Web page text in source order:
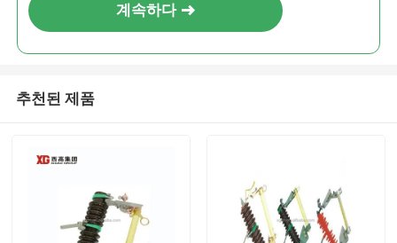
계속하다
추천된 제품